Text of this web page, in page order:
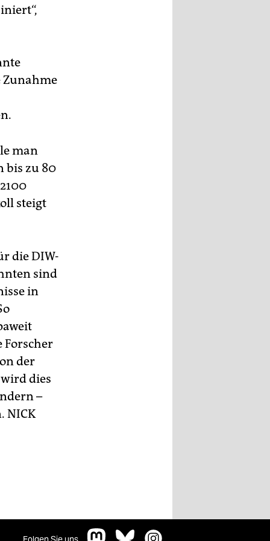
Zunahme
man
bis zu 80
steigt
die DIW-
sind
in
Forscher
der
dies
–
NICK